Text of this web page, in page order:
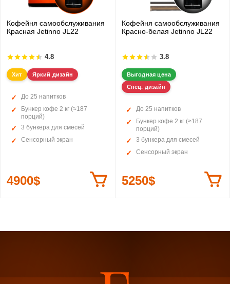
Кофейня самообслуживания
Красная Jetinno JL22
4.8
Хит Яркий дизайн
До 25 напитков
Бункер кофе 2 кг (≈187
порций)
3 бункера для смесей
Сенсорный экран
4900$
Кофейня самообслуживания
Красно-белая Jetinno JL22
3.8
Выгодная цена
Спец. дизайн
До 25 напитков
Бункер кофе 2 кг (≈187
порций)
3 бункера для смесей
Сенсорный экран
5250$